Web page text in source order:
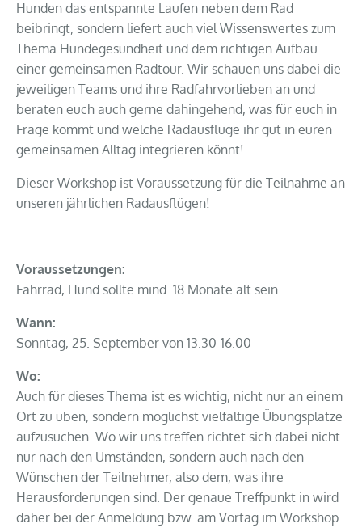
Hunden das entspannte Laufen neben dem Rad
beibringt, sondern liefert auch viel Wissenswertes zum
Thema Hundegesundheit und dem richtigen Aufbau
einer gemeinsamen Radtour. Wir schauen uns dabei die
jeweiligen Teams und ihre Radfahrvorlieben an und
beraten euch auch gerne dahingehend, was für euch in
Frage kommt und welche Radausflüge ihr gut in euren
gemeinsamen Alltag integrieren könnt!
Dieser Workshop ist Voraussetzung für die Teilnahme an
unseren jährlichen Radausflügen!
Voraussetzungen:
Fahrrad, Hund sollte mind. 18 Monate alt sein.
Wann:
Sonntag, 25. September von 13.30-16.00
Wo:
Auch für dieses Thema ist es wichtig, nicht nur an einem
Ort zu üben, sondern möglichst vielfältige Übungsplätze
aufzusuchen. Wo wir uns treffen richtet sich dabei nicht
nur nach den Umständen, sondern auch nach den
Wünschen der Teilnehmer, also dem, was ihre
Herausforderungen sind. Der genaue Treffpunkt in wird
daher bei der Anmeldung bzw. am Vortag im Workshop